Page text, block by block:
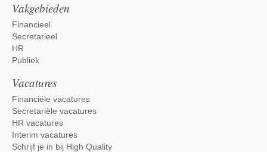
Vakgebieden
Financieel
Secretarieel
HR
Publiek
Vacatures
Financiële vacatures
Secretariële vacatures
HR vacatures
Interim vacatures
Schrijf je in bij High Quality